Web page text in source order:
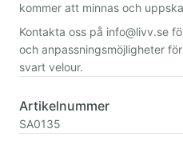
kommer att minnas och
Kontakta oss på info@livv.se
och anpassningsmöjligheter
svart velour.
Artikelnummer
SA0135